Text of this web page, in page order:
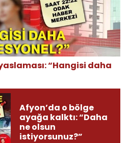
“Hangisi daha
Afyon’da o bölge
ayağa kalktı: “Daha
ne olsun
istiyorsunuz?”